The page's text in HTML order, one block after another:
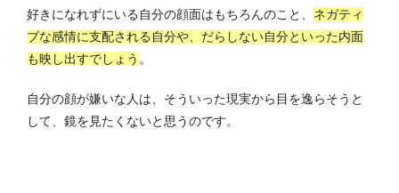
好きになれずにいる自分の顔面はもちろんのこと、 ネガティ
ブな感情に支配される自分や、だらしない自分といった内面
も映し出すでしょう 。
自分の顔が嫌いな人は、そういった現実から目を逸らそうと
して、鏡を見たくないと思うのです。